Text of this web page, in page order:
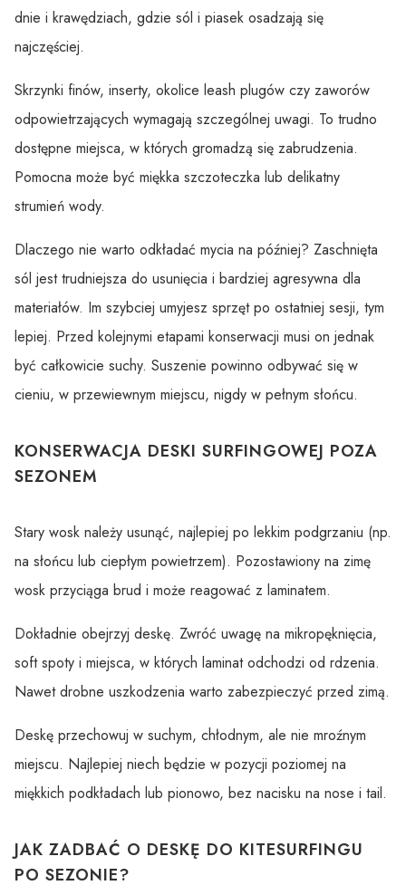
dnie i krawędziach, gdzie sól i piasek osadzają się
najczęściej.
Skrzynki finów, inserty, okolice leash plugów czy zaworów
odpowietrzających wymagają szczególnej uwagi. To trudno
dostępne miejsca, w których gromadzą się zabrudzenia.
Pomocna może być miękka szczoteczka lub delikatny
strumień wody.
Dlaczego nie warto odkładać mycia na później? Zaschnięta
sól jest trudniejsza do usunięcia i bardziej agresywna dla
materiałów. Im szybciej umyjesz sprzęt po ostatniej sesji, tym
lepiej. Przed kolejnymi etapami konserwacji musi on jednak
być całkowicie suchy. Suszenie powinno odbywać się w
cieniu, w przewiewnym miejscu, nigdy w pełnym słońcu.
KONSERWACJA DESKI SURFINGOWEJ POZA
SEZONEM
Stary wosk należy usunąć, najlepiej po lekkim podgrzaniu (np.
na słońcu lub ciepłym powietrzem). Pozostawiony na zimę
wosk przyciąga brud i może reagować z laminatem.
Dokładnie obejrzyj deskę. Zwróć uwagę na mikropęknięcia,
soft spoty i miejsca, w których laminat odchodzi od rdzenia.
Nawet drobne uszkodzenia warto zabezpieczyć przed zimą.
Deskę przechowuj w suchym, chłodnym, ale nie mroźnym
miejscu. Najlepiej niech będzie w pozycji poziomej na
miękkich podkładach lub pionowo, bez nacisku na nose i tail.
JAK ZADBAĆ O DESKĘ DO KITESURFINGU
PO SEZONIE?